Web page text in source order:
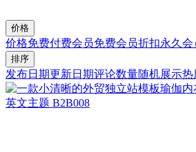
价格
价格免费付费会员免费会员折扣永久
排序
发布日期更新日期评论数量随机展示热